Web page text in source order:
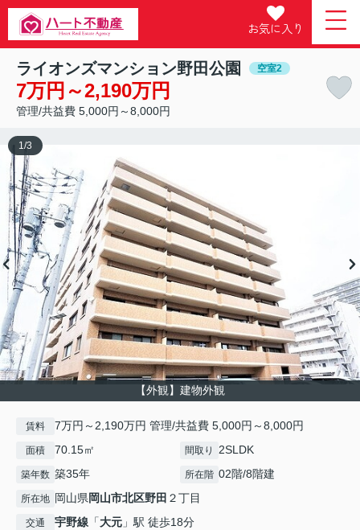
お気に入り
ライオンズマンション野田公園 空室2
7万円～2,190万円
管理/共益費 5,000円～8,000円
【外観】建物外観
1 /3
賃料 7万円～2,190万円 管理/共益費 5,000円～8,000円
面積 70.15㎡ 間取り 2SLDK
築年数 築35年 所在階 02階/8階建
所在地 岡山県岡山市北区野田 ２丁目
交通 宇野線 「大元 」駅 徒歩18分